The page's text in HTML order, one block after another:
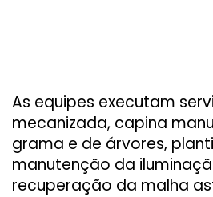
As equipes executam
mecanizada, capina
grama e de árvores,
manutenção da
recuperação da malha